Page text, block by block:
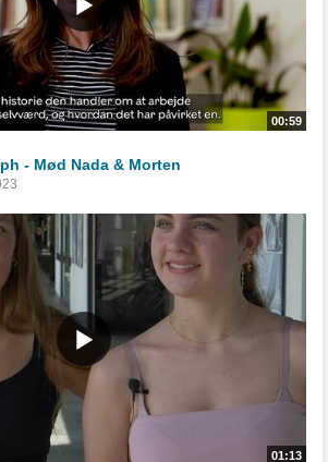
00:59
- Mød Nada & Morten
01:13